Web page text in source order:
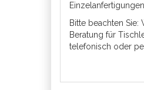
Bitte beachten Sie:
Beratung für
telefonisch oder